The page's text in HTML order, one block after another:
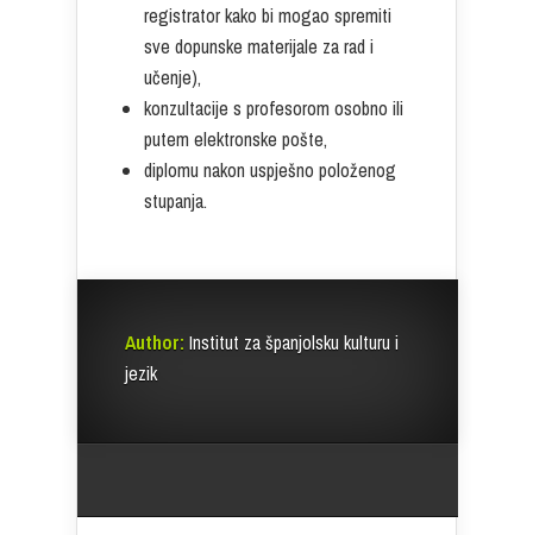
registrator kako bi mogao spremiti
sve dopunske materijale za rad i
učenje),
konzultacije s profesorom osobno ili
putem elektronske pošte,
diplomu nakon uspješno položenog
stupanja.
Author: Institut za španjolsku kulturu i
jezik